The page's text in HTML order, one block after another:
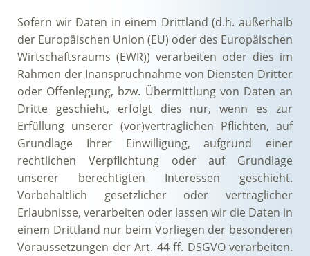
Sofern wir Daten in einem Drittland (d.h. außerhalb
der Europäischen Union (EU) oder des Europäischen
Wirtschaftsraums (EWR)) verarbeiten oder dies im
Rahmen der Inanspruchnahme von Diensten Dritter
oder Offenlegung, bzw. Übermittlung von Daten an
Dritte geschieht, erfolgt dies nur, wenn es zur
Erfüllung unserer (vor)vertraglichen Pflichten, auf
Grundlage Ihrer Einwilligung, aufgrund einer
rechtlichen Verpflichtung oder auf Grundlage
unserer berechtigten Interessen geschieht.
Vorbehaltlich gesetzlicher oder vertraglicher
Erlaubnisse, verarbeiten oder lassen wir die Daten in
einem Drittland nur beim Vorliegen der besonderen
Voraussetzungen der Art. 44 ff. DSGVO verarbeiten.